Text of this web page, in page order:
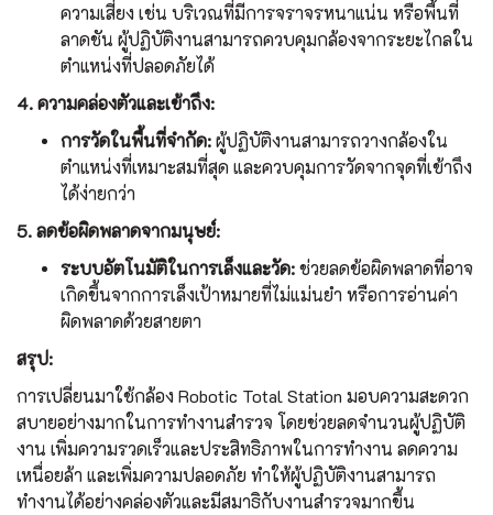
ความเสี่ยง เช่น บริเวณที่มีการจราจรหนาแน่น หรือพื้นที่
ลาดชัน ผู้ปฏิบัติงานสามารถควบคุมกล้องจากระยะไกลใน
ตำแหน่งที่ปลอดภัยได้
4. ความคล่องตัวและเข้าถึง:
การวัดในพื้นที่จำกัด:ผู้ปฏิบัติงานสามารถวางกล้องใน
ตำแหน่งที่เหมาะสมที่สุด และควบคุมการวัดจากจุดที่เข้าถึง
ได้ง่ายกว่า
5. ลดข้อผิดพลาดจากมนุษย์:
ระบบอัตโนมัติในการเล็งและวัด:ช่วยลดข้อผิดพลาดที่อาจ
เกิดขึ้นจากการเล็งเป้าหมายที่ไม่แม่นยำ หรือการอ่านค่า
ผิดพลาดด้วยสายตา
สรุป:
การเปลี่ยนมาใช้กล้อง Robotic Total Station มอบความสะดวก
สบายอย่างมากในการทำงานสำรวจ โดยช่วยลดจำนวนผู้ปฏิบัติ
งาน เพิ่มความรวดเร็วและประสิทธิภาพในการทำงาน ลดความ
เหนื่อยล้า และเพิ่มความปลอดภัย ทำให้ผู้ปฏิบัติงานสามารถ
ทำงานได้อย่างคล่องตัวและมีสมาธิกับงานสำรวจมากขึ้น